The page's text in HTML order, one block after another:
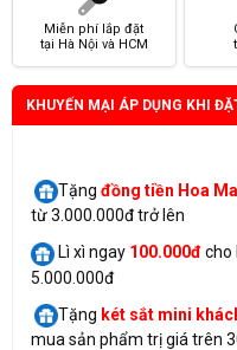
Miễn phí lắp đặt
tại Hà Nội và HCM
KHUYẾN MẠI ÁP DỤNG KHI
Tặng đồng tiền Hoa
từ 3.000.000đ trở lên
Lì xì ngay 100.000đcho
5.000.000đ
Tặng két sắt mini
mua sản phẩm trị giá trên